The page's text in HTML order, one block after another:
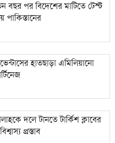
বছর পর বিদেশের মাটিতে টেস্ট
পাকিস্তানের
হাতছাড়া এমিলিয়ানো
দলে টানতে টার্কিশ ক্লাবের
প্রস্তাব